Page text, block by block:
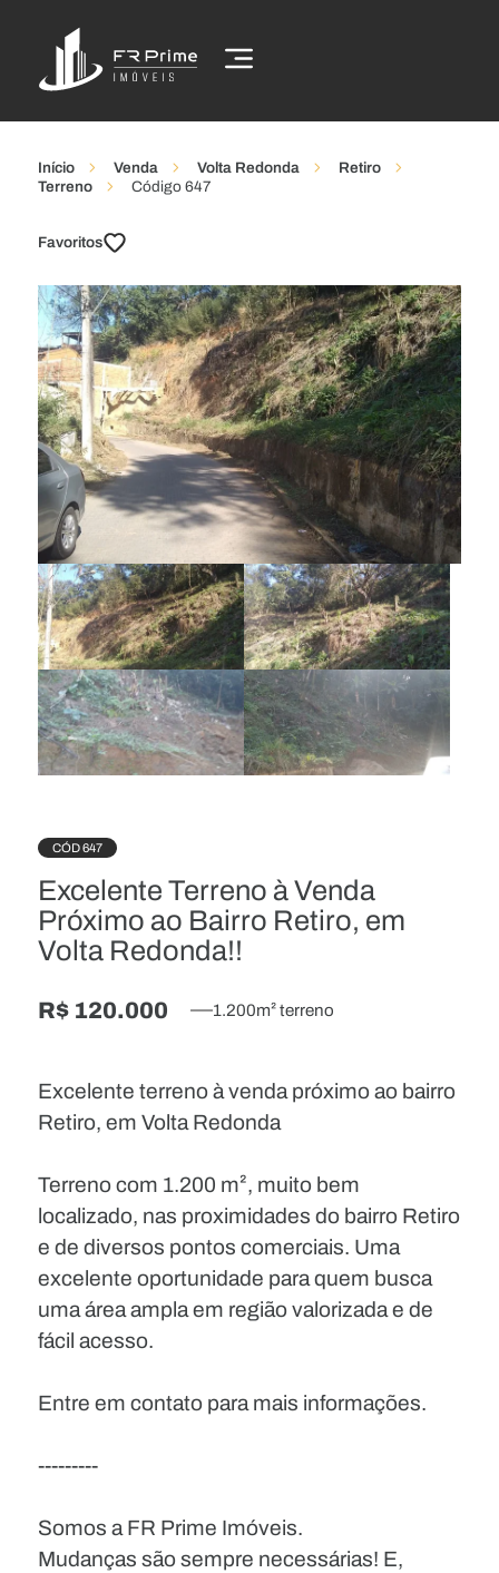
Início Venda Volta Redonda
Retiro
Terreno
Código 647
Favoritos
CÓD 647
Excelente Terreno à Venda
Próximo ao Bairro Retiro, em
Volta Redonda!!
R$ 120.000 1.200m² terreno
Excelente terreno à venda próximo ao bairro
Retiro, em Volta Redonda
Terreno com 1.200 m², muito bem
localizado, nas proximidades do bairro Retiro
e de diversos pontos comerciais. Uma
excelente oportunidade para quem busca
uma área ampla em região valorizada e de
fácil acesso.
Entre em contato para mais informações.
---------
Somos a FR Prime Imóveis.
Mudanças são sempre necessárias! E,